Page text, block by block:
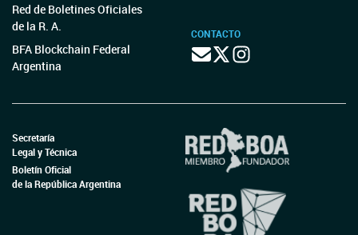
Red de Boletines Oficiales
de la R. A.
BFA Blockchain Federal
Argentina
CONTACTO
Secretaría
Legal y Técnica
Boletín Oficial
de la República Argentina